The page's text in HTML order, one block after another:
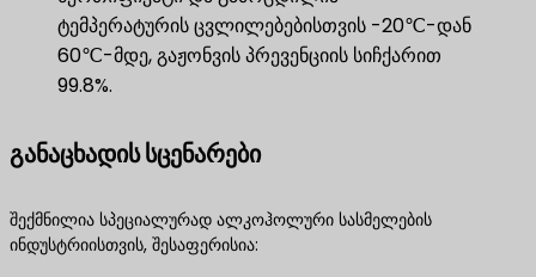
ტემპერატურის ცვლილებებისთვის -20℃-დან
60℃-მდე, გაჟონვის პრევენციის სიჩქარით
99.8%.
განაცხადის სცენარები
შექმნილია სპეციალურად ალკოჰოლური სასმელების
ინდუსტრიისთვის, შესაფერისია: